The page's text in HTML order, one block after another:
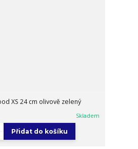
XS 24 cm olivově zelený
Skladem
Přidat do košíku